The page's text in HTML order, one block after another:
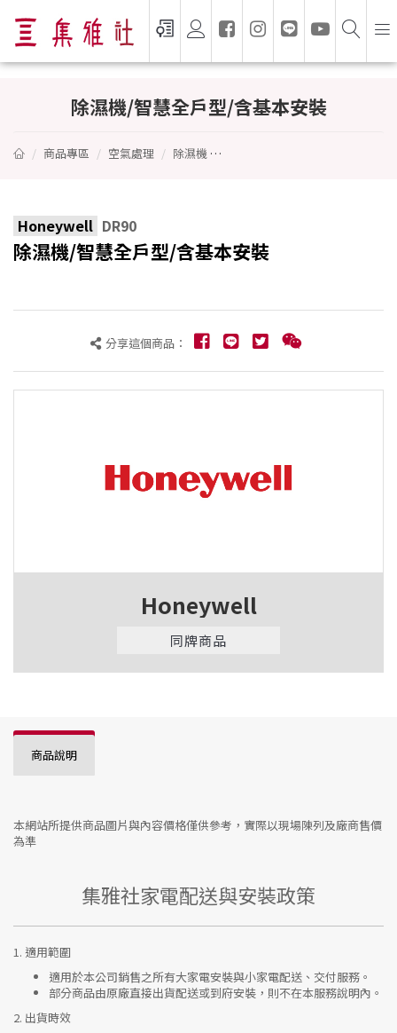
除濕機/智慧全戶型/含基本安裝
商品專區 空氣處理 除濕機
Honeywell DR90
除濕機/智慧全戶型/含基本安裝
分享這個商品：
Honeywell
同牌商品
商品說明
本網站所提供商品圖片與內容價格僅供參考，實際以現場陳列及廠商售價
為準
集雅社家電配送與安裝政策
1. 適用範圍
適用於本公司銷售之所有大家電安裝與小家電配送、交付服務。
部分商品由原廠直接出貨配送或到府安裝，則不在本服務說明內。
2. 出貨時效